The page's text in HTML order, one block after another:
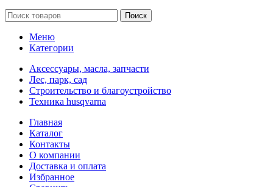
Поиск
Меню
Категории
Аксессуары, масла, запчасти
Лес, парк, сад
Строительство и благоустройство
Техника husqvarna
Главная
Каталог
Контакты
О компании
Доставка и оплата
Избранное